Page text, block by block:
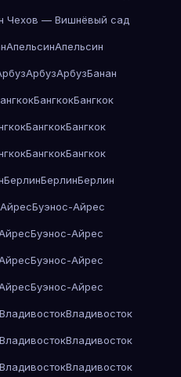
Чехов — Вишнёвый сад
АпельсинАпельсин
АрбузАрбузБанан
БангкокБангкок
БангкокБангкок
БангкокБангкок
БерлинБерлинБерлин
Буэнос-Айрес
Буэнос-Айрес
Буэнос-Айрес
Буэнос-Айрес
ВладивостокВладивосток
ВладивостокВладивосток
ВладивостокВладивосток